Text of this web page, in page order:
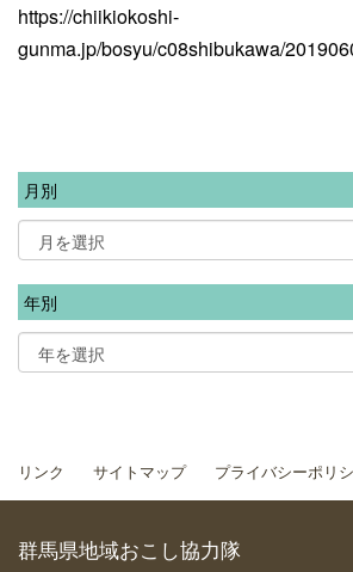
https://chiikiokoshi-
gunma.jp/bosyu/c08shibukawa/
月別
年別
リンク サイトマップ プライバシーポリ
群馬県地域おこし協力隊